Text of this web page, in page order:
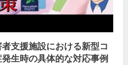
者支援施設における新型コ
生時の具体的な対応事例